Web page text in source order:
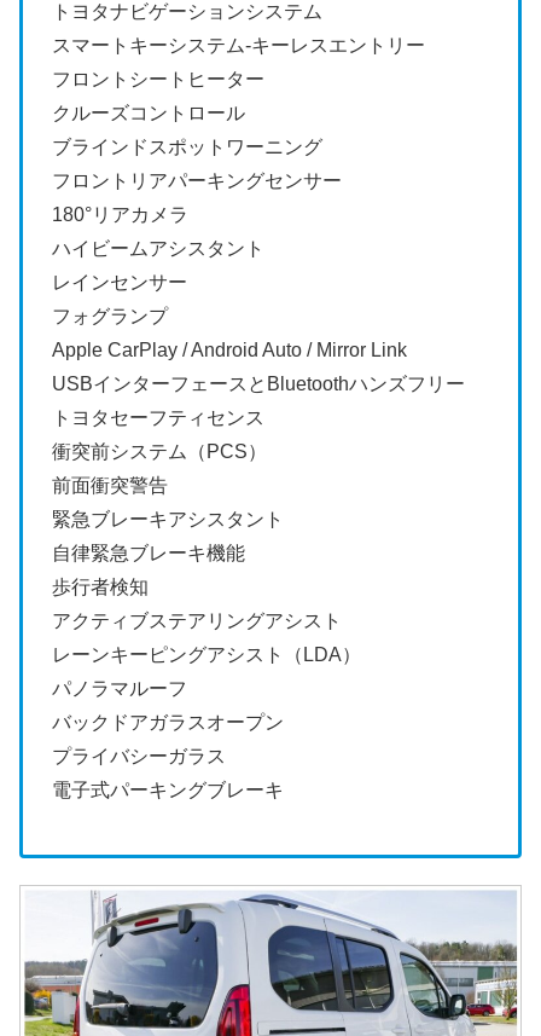
トヨタナビゲーションシステム
スマートキーシステム-キーレスエントリー
フロントシートヒーター
クルーズコントロール
ブラインドスポットワーニング
フロントリアパーキングセンサー
180°リアカメラ
ハイビームアシスタント
レインセンサー
フォグランプ
Apple CarPlay / Android Auto / Mirror Link
USBインターフェースとBluetoothハンズフリー
トヨタセーフティセンス
衝突前システム（PCS）
前面衝突警告
緊急ブレーキアシスタント
自律緊急ブレーキ機能
歩行者検知
アクティブステアリングアシスト
レーンキーピングアシスト（LDA）
パノラマルーフ
バックドアガラスオープン
プライバシーガラス
電子式パーキングブレーキ